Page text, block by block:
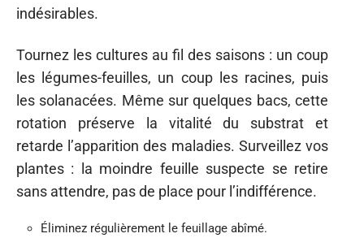
indésirables.
Tournez les cultures au fil des saisons : un coup
les légumes-feuilles, un coup les racines, puis
les solanacées. Même sur quelques bacs, cette
rotation préserve la vitalité du substrat et
retarde l’apparition des maladies. Surveillez vos
plantes : la moindre feuille suspecte se retire
sans attendre, pas de place pour l’indifférence.
Éliminez régulièrement le feuillage abîmé.